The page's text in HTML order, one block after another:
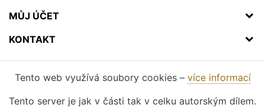
MŮJ ÚČET
KONTAKT
Tento web využívá soubory cookies – více informací
Tento server je jak v části tak v celku autorským dílem.